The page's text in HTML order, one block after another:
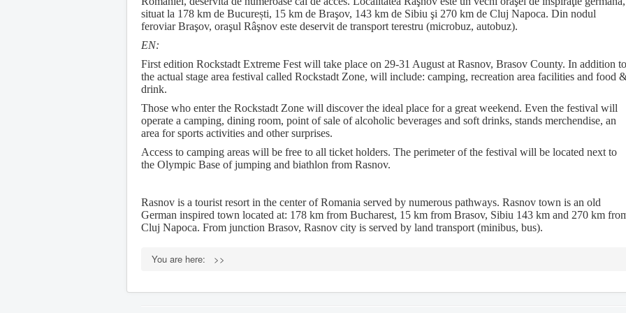
situat la 178 km de București, 15 km de Braşov, 143 km de Sibiu şi 270 km de Cluj Napoca. Din nodul
feroviar Braşov, oraşul Râşnov este deservit de transport terestru (microbuz, autobuz).
EN:
First edition Rockstadt Extreme Fest will take place on 29-31 August at Rasnov, Brasov County. In addition to
the actual stage area festival called Rockstadt Zone, will include: camping, recreation area facilities and food
drink.
Those who enter the Rockstadt Zone will discover the ideal place for a great weekend. Even the festival will
operate a camping, dining room, point of sale of alcoholic beverages and soft drinks, stands merchendise, an
area for sports activities and other surprises.
Access to camping areas will be free to all ticket holders. The perimeter of the festival will be located next to
the Olympic Base of jumping and biathlon from Rasnov.
Rasnov is a tourist resort in the center of Romania served by numerous pathways. Rasnov town is an old
German inspired town located at: 178 km from Bucharest, 15 km from Brasov, Sibiu 143 km and 270 km
Cluj Napoca. From junction Brasov, Rasnov city is served by land transport (minibus, bus).
You are here: >>